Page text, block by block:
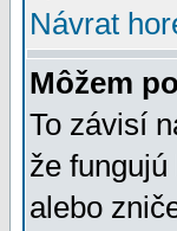
Návrat
Môžem
To závisí
že
alebo